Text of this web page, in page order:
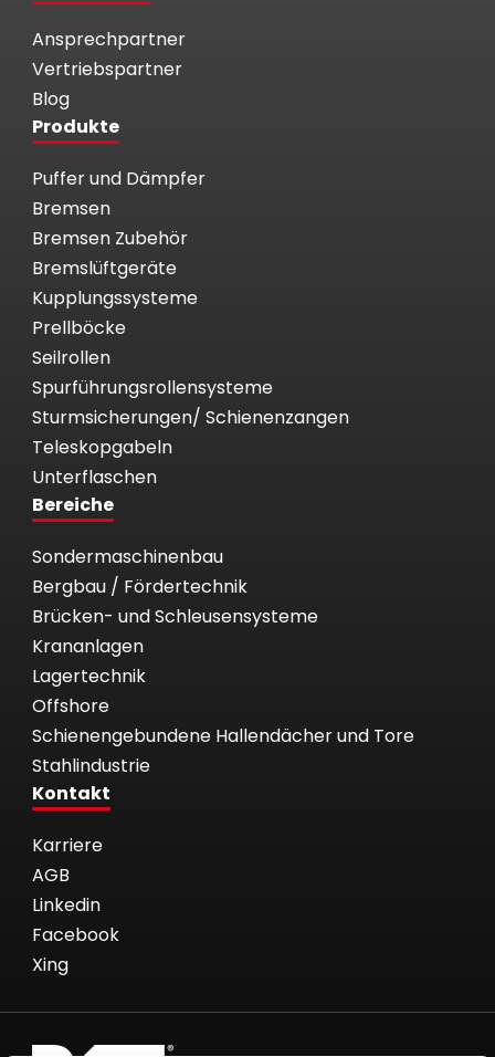
Ansprechpartner
Vertriebspartner
Blog
Produkte
Puffer und Dämpfer
Bremsen
Bremsen Zubehör
Bremslüftgeräte
Kupplungssysteme
Prellböcke
Seilrollen
Spurführungsrollensysteme
Sturmsicherungen/ Schienenzangen
Teleskopgabeln
Unterflaschen
Bereiche
Sondermaschinenbau
Bergbau / Fördertechnik
Brücken- und Schleusensysteme
Krananlagen
Lagertechnik
Offshore
Schienengebundene Hallendächer und Tore
Stahlindustrie
Kontakt
Karriere
AGB
Linkedin
Facebook
Xing